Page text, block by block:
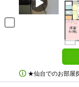
★仙台でのお部屋